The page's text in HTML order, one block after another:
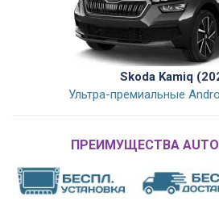
Skoda Kamiq
Ультра-премиальные
ПРЕИМУЩЕСТВА